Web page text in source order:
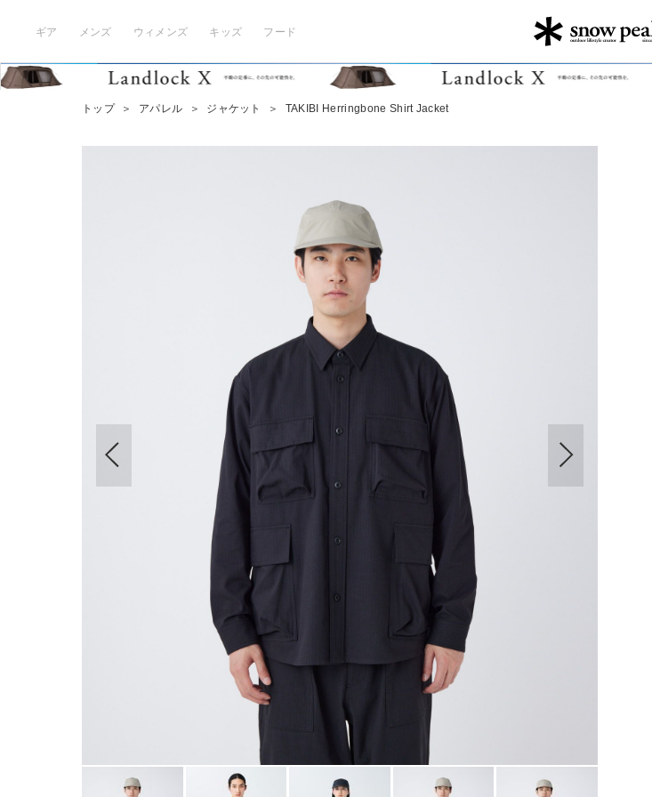
ギア メンズ ウィメンズ キッズ フード
トップ ＞ アパレル ＞ ジャケット ＞ TAKIBI Herringbone Shirt Jacket